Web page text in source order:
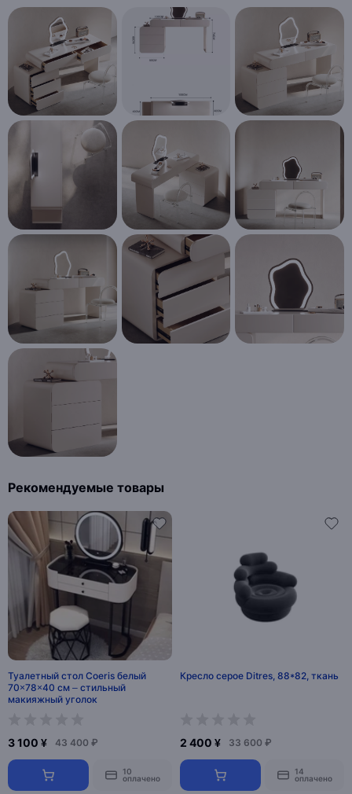
Рекомендуемые товары
Туалетный стол Coeris белый
70×78×40 см – стильный
макияжный уголок
3 100 ¥ 43 400 ₽
10
оплачено
Кресло серое Ditres, 88*82, ткань
2 400 ¥ 33 600 ₽
14
оплачено